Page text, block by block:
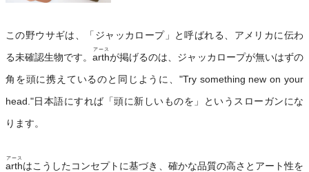
この野ウサギは、「ジャッカロープ」と呼ばれる、アメリカに伝わ
る未確認生物です。 arth
アース
が掲げるのは、ジャッカロープが無いはずの
角を頭に携えているのと同じように、"Try something new on your
head."日本語にすれば「頭に新しいものを」というスローガンにな
ります。
arth
アース
はこうしたコンセプトに基づき、確かな品質の高さとアート性を